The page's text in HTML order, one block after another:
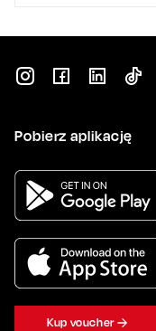
Pobierz aplikację
Kup voucher